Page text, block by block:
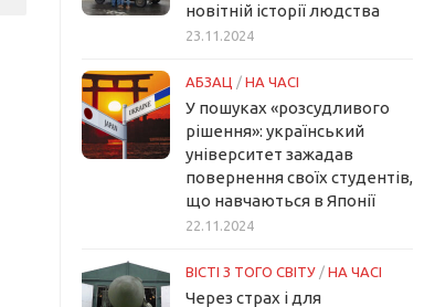
новітній історії людства
23.11.2024
АБЗАЦ / НА ЧАСІ
У пошуках «розсудливого
рішення»: український
університет зажадав
повернення своїх студентів,
що навчаються в Японії
22.11.2024
ВІСТІ З ТОГО СВІТУ / НА ЧАСІ
Через страх і для